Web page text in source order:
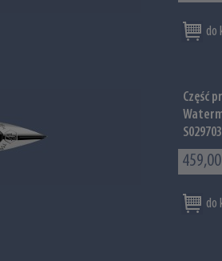
do
Część
do